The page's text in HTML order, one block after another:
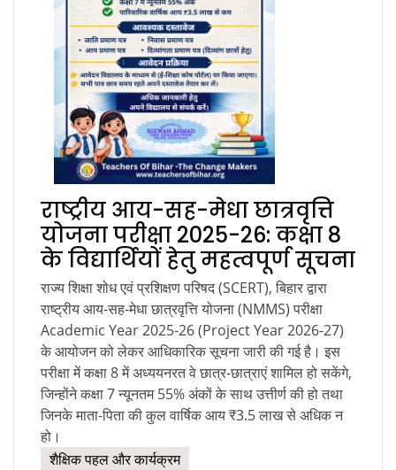
राष्ट्रीय आय-सह-मेधा छात्रवृत्ति
योजना परीक्षा 2025-26: कक्षा 8
के विद्यार्थियों हेतु महत्वपूर्ण सूचना
राज्य शिक्षा शोध एवं प्रशिक्षण परिषद (SCERT), बिहार द्वारा
राष्ट्रीय आय-सह-मेधा छात्रवृत्ति योजना (NMMS) परीक्षा
Academic Year 2025-26 (Project Year 2026-27)
के आयोजन को लेकर आधिकारिक सूचना जारी की गई है। इस
परीक्षा में कक्षा 8 में अध्ययनरत वे छात्र-छात्राएं शामिल हो सकेंगे,
जिन्होंने कक्षा 7 न्यूनतम 55% अंकों के साथ उत्तीर्ण की हो तथा
जिनके माता-पिता की कुल वार्षिक आय ₹3.5 लाख से अधिक न
हो।
शैक्षिक पहल और कार्यक्रम